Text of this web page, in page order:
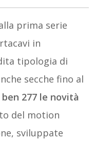
prima serie
in
tipologia di
secche fino al
ben 277 le novità
del motion
sviluppate